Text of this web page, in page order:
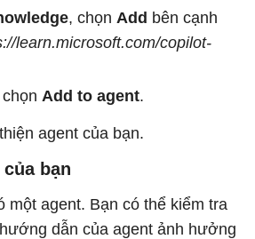
, chọn Add bên cạnh
learn.microsoft.com/copilot-
Add to agent.
agent của bạn.
bạn
một agent. Bạn có thể kiểm tra
dẫn của agent ảnh hưởng